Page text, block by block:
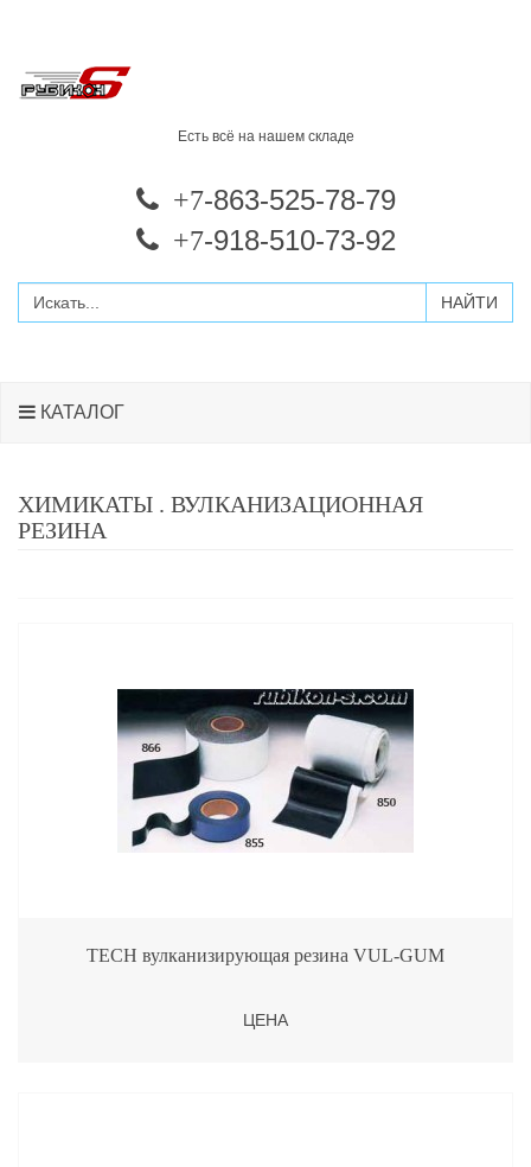
Есть всё на нашем складе
+7-863-525-78-79
+7-918-510-73-92
КАТАЛОГ
ХИМИКАТЫ . ВУЛКАНИЗАЦИОННАЯ
РЕЗИНА
TECH вулканизирующая резина VUL-GUM
ЦЕНА